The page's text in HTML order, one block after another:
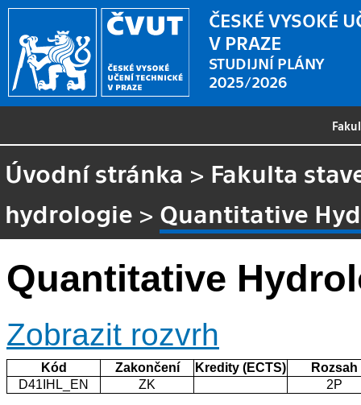
ČESKÉ VYSOKÉ
V PRAZE
STUDIJNÍ PLÁNY
2025/2026
Úvodní stránka > Fakulta
hydrologie > Quantitative
Quantitative
Zobrazit rozvrh
Kód Zakončení Kredity (ECTS)
Rozsah
D41IHL_EN
ZK 2P